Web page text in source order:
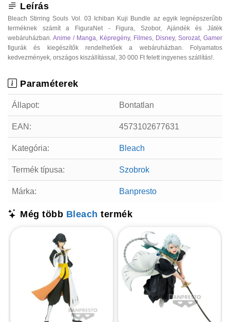
Leírás
Bleach Stirring Souls Vol. 03 Ichiban Kuji Bundle az egyik legnépszerűbb
terméknek számít a FiguraNet - Figura, Szobor, Ajándék és Játék
webáruházban. Anime / Manga Képregény, Filmes Disney, Sorozat Gamer
figurák és kiegészítők rendelhetőek a webáruházban. Folyamatos
kedvezmények, országos kiszállítással, 30 000 Ft felett ingyenes szállítás!.
Paraméterek
Állapot: Bontatlan
EAN: 4573102677631
Kategória: Bleach
Termék típusa: Szobrok
Márka: Banpresto
Még több Bleach termék